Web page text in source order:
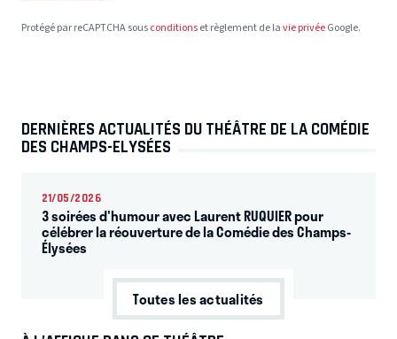
Protégé par reCAPTCHA sousconditionset règlement de lavie privéeGoogle.
DERNIÈRES ACTUALITÉS DU THÉÂTRE DE LA COMÉDIE
DES CHAMPS-ELYSÉES
21/05/2026
3 soirées d'humour avec Laurent RUQUIER pour
célébrer la réouverture de la Comédie des Champs-
Élysées
Toutes les actualités